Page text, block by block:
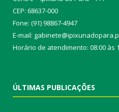
CEP: 68637-000
Fone: (91) 98867-4947
E-mail:
Horário de atendimento: 08:00 às
ÚLTIMAS PUBLICAÇÕES